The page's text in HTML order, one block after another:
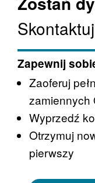
Zapewnij
Zaoferuj
zamiennych
Wyprzedź
Otrzymuj
pierwszy